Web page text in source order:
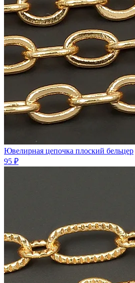
Ювелирная цепочка плоский бельцер
95 ₽